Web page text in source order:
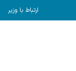
ارتباط با وزیر